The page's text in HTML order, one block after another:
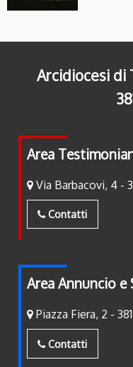
Arcidiocesi di
Area
Via Barbacovi, 4 -
Contatti
Area Annuncio e
Piazza Fiera, 2 -
Contatti